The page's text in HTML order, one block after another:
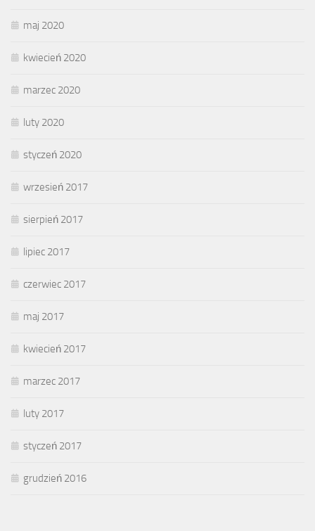
maj 2020
kwiecień 2020
marzec 2020
luty 2020
styczeń 2020
wrzesień 2017
sierpień 2017
lipiec 2017
czerwiec 2017
maj 2017
kwiecień 2017
marzec 2017
luty 2017
styczeń 2017
grudzień 2016